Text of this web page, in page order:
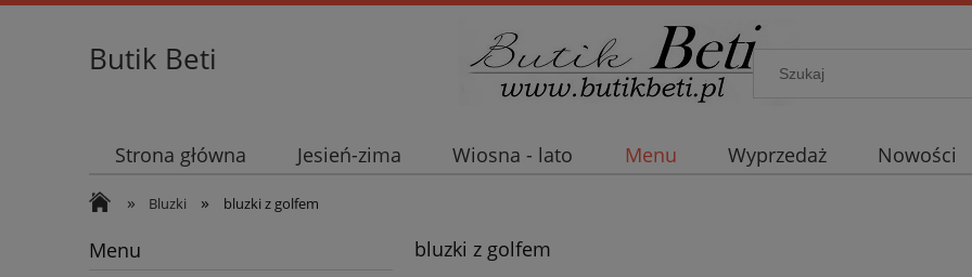
Butik Beti
Strona główna Jesień-zima Wiosna - lato Menu Wyprzedaż Nowości
» Bluzki » bluzki z golfem
Menu bluzki z golfem